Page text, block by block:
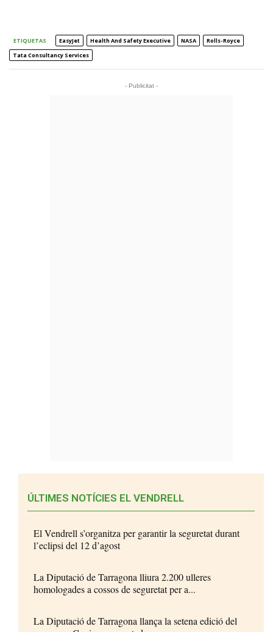
ETIQUETAS EasyJet Health And Safety Executive NASA
Rolls-Royce
Tata Consultancy Services
- Publicitat -
ÚLTIMES NOTÍCIES EL VENDRELL
El Vendrell s’organitza per garantir la seguretat durant
l’eclipsi del 12 d’agost
La Diputació de Tarragona lliura 2.200 ulleres
homologades a cossos de seguretat per a...
La Diputació de Tarragona llança la setena edició del